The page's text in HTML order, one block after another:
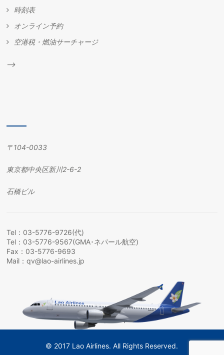
時刻表
オンライン予約
空港税・燃油サーチャージ
-->
〒104-0033
東京都中央区新川2-6-2
石橋ビル
Tel：03-5776-9726(代)
Tel：03-5776-9567(GMA･ネパール航空)
Fax：03-5776-9693
Mail：qv@lao-airlines.jp
© 2017 Lao Airlines. All Rights Reserved.